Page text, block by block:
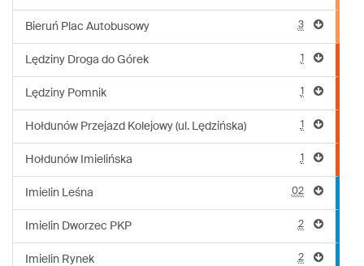
Bieruń Plac Autobusowy 3
Lędziny Droga do Górek 1
Lędziny Pomnik 1
Hołdunów Przejazd Kolejowy (ul. Lędzińska) 1
Hołdunów Imielińska 1
Imielin Leśna 02
Imielin Dworzec PKP 2
Imielin Rynek 2